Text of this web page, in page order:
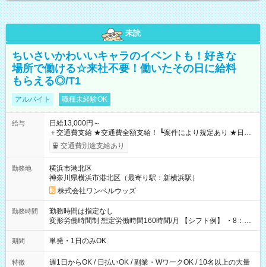
未読
ちいさいかわいいキャラのイベントも！好きな
場所で働ける☆来社不要！働いたその日に給料
もらえる◎/T1
アルバイト 職種未経験OK
給与
日給13,000円～
＋交通費支給 ★交通費全額支給！ ┗案件により規定あり ★日払
いOK！（規定あり） ┗働いたその日に現金GET♪ お仕事後はコ
ンビニATMから 日払い分を引き落とせます！ 【試用期間】試
交通費別途支給あり
勤務地
横浜市港北区
神奈川県横浜市港北区（最寄り駅：新横浜駅）
株式会社ワンベルウッズ
勤務時間
勤務時間は指定なし
変形労働時間制 想定労働時間160時間/月 【シフト例】 ・8：00
～21：00
期間 単発・1日のみOK
特徴
週1日からOK / 日払いOK / 副業・WワークOK / 10名以上の大量